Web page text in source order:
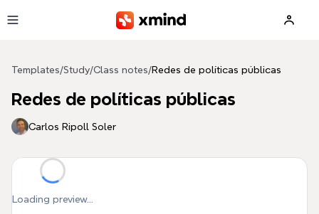
Templates/Study/Class notes/Redes de políticas públicas
Redes de políticas públicas
Carlos Ripoll Soler
Loading preview...